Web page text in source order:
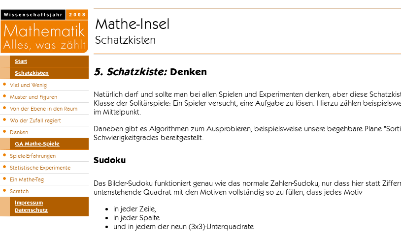
Start
Schatzkisten
Viel und Wenig
Muster und Figuren
Von der Ebene in den Raum
Wo der Zufall regiert
Denken
GA Mathe-Spiele
Spiele-Erfahrungen
Statistische Experimente
Ein Mathe-Tag
Scratch
Impressum
Datenschutz
Mathe-Insel
Schatzkisten
5. Schatzkiste:Denken
Natürlich darf und sollte man bei allen Spielen und Experimenten denken, aber diese
Klasse der Solitärspiele: Ein Spieler versucht, eine Aufgabe zu lösen. Hierzu zählen
im Mittelpunkt.
Daneben gibt es Algorithmen zum Ausprobieren, beispielsweise unsere begehbare Plane
Schwierigkeitgrades bereitgestellt.
Sudoku
Das Bilder-Sudoku funktioniert genau wie das normale Zahlen-Sudoku, nur dass hier statt
untenstehende Quadrat mit den Motiven vollständig so zu füllen, dass jedes Motiv
in jeder Zeile,
in jeder Spalte
und in jedem der neun (3x3)-Unterquadrate